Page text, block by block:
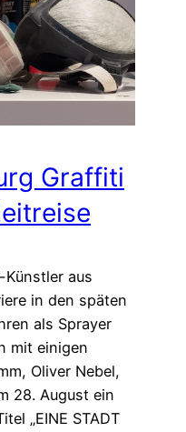
Graffiti
aus
in den späten
als Sprayer
mit einigen
Oliver Nebel,
28. August ein
„EINE STADT